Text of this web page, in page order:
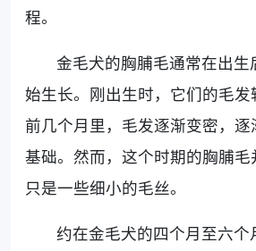
程。
金毛犬的胸脯毛通常在出生
始生长。刚出生时，它们的毛
前几个月里，毛发逐渐变密，
基础。然而，这个时期的胸脯
只是一些细小的毛丝。
约在金毛犬的四个月至六个